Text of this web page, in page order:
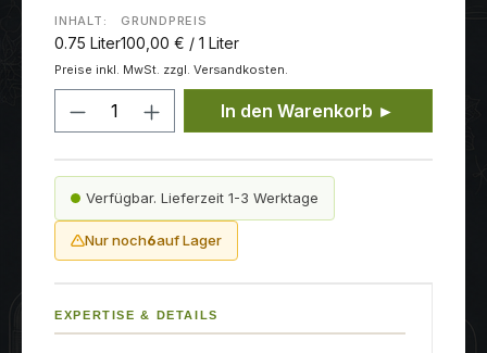
INHALT:
0.75 Liter
GRUNDPREIS
100,00 € / 1 Liter
Preise inkl. MwSt. zzgl. Versandkosten.
Produkt Anzahl: Gib den
In den Warenkorb ►
Verfügbar. Lieferzeit 1-3 Werktage
Nur noch6auf Lager
EXPERTISE & DETAILS